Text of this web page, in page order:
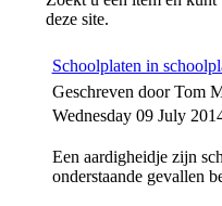
deze site.
Schoolplaten in
Geschreven door Tom
Wednesday 09 July
Een aardigheidje zijn
onderstaande gevallen